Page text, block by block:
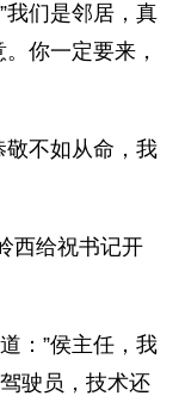
我们是邻居，真
你一定要来，
敬不如从命，我
西给祝书记开
：”侯主任，我
驶员，技术还